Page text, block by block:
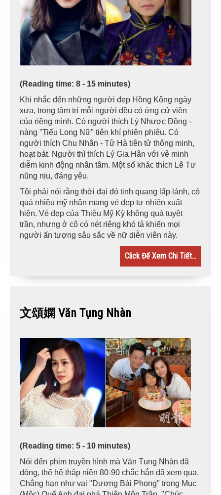
(Reading time: 8 - 15 minutes)
Khi nhắc đến những người đẹp Hồng Kông ngày
xưa, trong tâm trí mỗi người đều có ứng cử viên
của riêng mình. Có người thích Lý Nhược Đồng -
nàng "Tiểu Long Nữ" tiên khí phiên phiêu. Có
người thích Chu Nhân - Tử Hà tiên tử thông minh,
hoạt bát. Người thì thích Lý Gia Hân với vẻ minh
diễm kinh động nhân tâm. Một số khác thích Lê Tư
nũng nịu, đáng yêu.
Tôi phải nói rằng thời đại đó tinh quang lấp lánh, có
quá nhiều mỹ nhân mang vẻ đẹp tự nhiên xuất
hiện. Vẻ đẹp của Thiệu Mỹ Kỳ không quá tuyệt
trần, nhưng ở cô có nét riêng khó tả khiến mọi
người ấn tượng sâu sắc về nữ diễn viên này.
Click Để Xem Chi Tiết...
文頌嫻 Văn Tụng Nhàn
(Reading time: 5 - 10 minutes)
Nói đến phim truyền hình mà Văn Tụng Nhàn đã
đóng, thế hệ thập niên 80-90 chắc hẳn đã xem qua.
Chẳng hạn như vai "Dương Bài Phong" trong Mục